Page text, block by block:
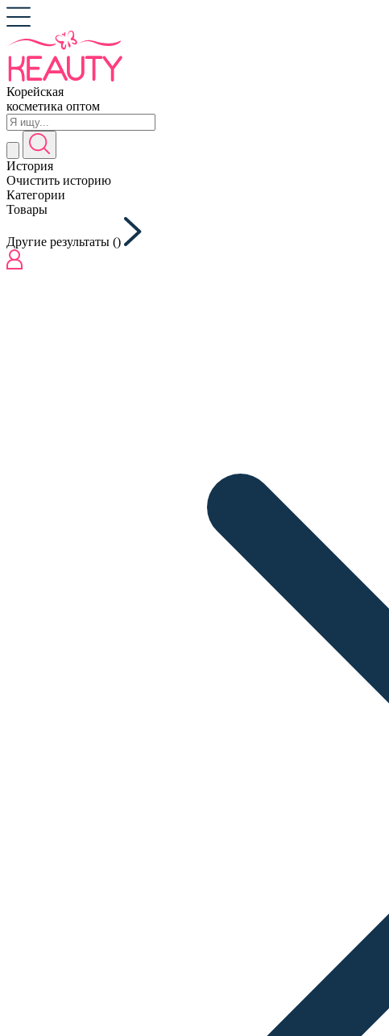
Корейская
косметика оптом
История
Очистить историю
Категории
Товары
Другие результаты ()